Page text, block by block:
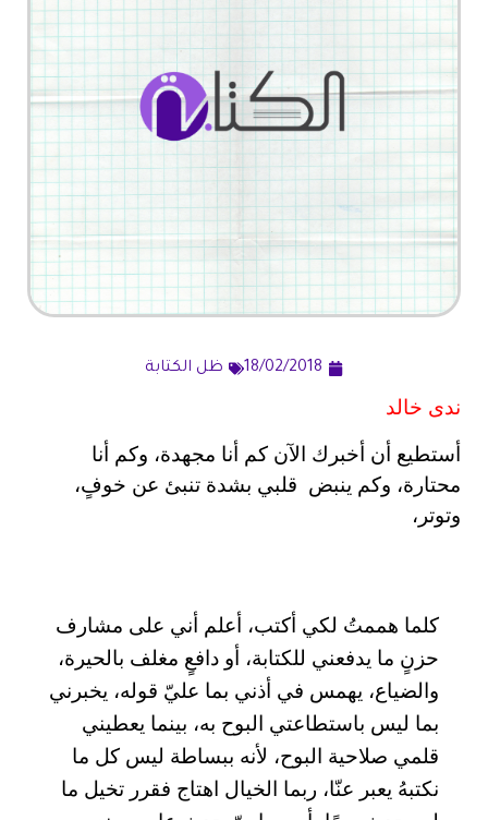
18/02/2018 ظل الكتابة
ندى خالد
أستطيع أن أخبرك الآن كم أنا مجهدة، وكم أنا
محتارة، وكم ينبض قلبي بشدة تنبئ عن خوفٍ،
وتوتر،
كلما هممتُ لكي أكتب، أعلم أني على مشارف
حزنٍ ما يدفعني للكتابة، أو دافعٍ مغلف بالحيرة،
والضياع، يهمس في أذني بما عليّ قوله، يخبرني
بما ليس باستطاعتي البوح به، بينما يعطيني
قلمي صلاحية البوح، لأنه ببساطة ليس كل ما
نكتبهُ يعبر عنّا، ربما الخيال اهتاج فقرر تخيل ما